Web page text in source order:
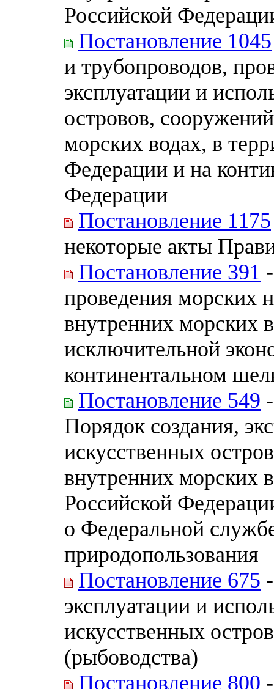
Российской
Постановление 1045
и трубопроводов,
эксплуатации и
островов,
морских водах, в
Федерации и на
Федерации
Постановление 1175
некоторые акты
Постановление 391
проведения морских
внутренних морских
исключительной
континентальном
Постановление 549
Порядок создания,
искусственных
внутренних морских
Российской
о Федеральной
природопользования
Постановление 675
эксплуатации и
искусственных
(рыбоводства)
Постановление 800